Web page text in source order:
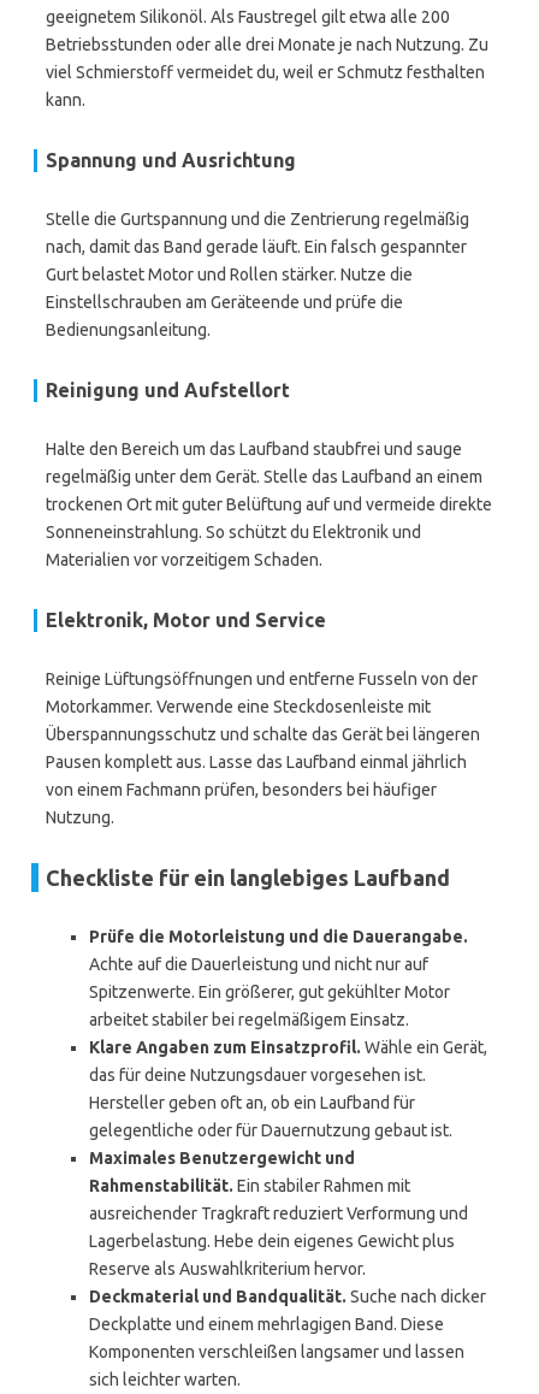
geeignetem Silikonöl. Als Faustregel gilt etwa alle 200
Betriebsstunden oder alle drei Monate je nach Nutzung. Zu
viel Schmierstoff vermeidet du, weil er Schmutz festhalten
kann.
Spannung und Ausrichtung
Stelle die Gurtspannung und die Zentrierung regelmäßig
nach, damit das Band gerade läuft. Ein falsch gespannter
Gurt belastet Motor und Rollen stärker. Nutze die
Einstellschrauben am Geräteende und prüfe die
Bedienungsanleitung.
Reinigung und Aufstellort
Halte den Bereich um das Laufband staubfrei und sauge
regelmäßig unter dem Gerät. Stelle das Laufband an einem
trockenen Ort mit guter Belüftung auf und vermeide direkte
Sonneneinstrahlung. So schützt du Elektronik und
Materialien vor vorzeitigem Schaden.
Elektronik, Motor und Service
Reinige Lüftungsöffnungen und entferne Fusseln von der
Motorkammer. Verwende eine Steckdosenleiste mit
Überspannungsschutz und schalte das Gerät bei längeren
Pausen komplett aus. Lasse das Laufband einmal jährlich
von einem Fachmann prüfen, besonders bei häufiger
Nutzung.
Checkliste für ein langlebiges Laufband
Prüfe die Motorleistung und die Dauerangabe.
Achte auf die Dauerleistung und nicht nur auf
Spitzenwerte. Ein größerer, gut gekühlter Motor
arbeitet stabiler bei regelmäßigem Einsatz.
Klare Angaben zum Einsatzprofil. Wähle ein Gerät,
das für deine Nutzungsdauer vorgesehen ist.
Hersteller geben oft an, ob ein Laufband für
gelegentliche oder für Dauernutzung gebaut ist.
Maximales Benutzergewicht und
Rahmenstabilität. Ein stabiler Rahmen mit
ausreichender Tragkraft reduziert Verformung und
Lagerbelastung. Hebe dein eigenes Gewicht plus
Reserve als Auswahlkriterium hervor.
Deckmaterial und Bandqualität. Suche nach dicker
Deckplatte und einem mehrlagigen Band. Diese
Komponenten verschleißen langsamer und lassen
sich leichter warten.